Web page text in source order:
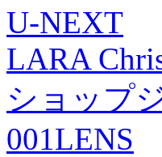
U-NEXT
LARA
ショップ
001LENS